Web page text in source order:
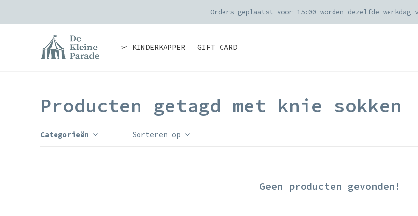
✂ KINDERKAPPER GIFT CARD
Orders geplaatst voor 15:00 worden dezelfde werkdag
Producten getagd met knie sokken
Categorieën Sorteren op
Geen producten gevonden!